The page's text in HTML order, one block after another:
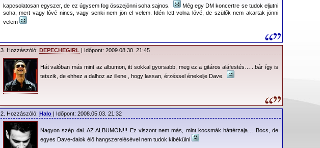
kapcsolatosan egyszer, de ez úgysem fog összejönni soha sajnos.
Még egy DM koncertre se tudok eljutni
soha, mert vagy lóvé nincs, vagy senki nem jön el velem. Idén lett volna lóvé, de szülők nem akartak jönni
velem
3. Hozzászóló: DEPECHEGIRL | Időpont: 2009.08.30. 21:45
Hát valóban más mint az albumon, itt sokkal gyorsabb, meg ez a gitáros aláfestés…...bár így is
tetszik, de ehhez a dalhoz az illene , hogy lassan, érzéssel énekelje Dave.
2. Hozzászóló: Halo | Időpont: 2008.05.03. 21:32
Nagyon szép dal. AZ ALBUMON!!! Ez viszont nem más, mint kocsmák háttérzaja… Bocs, de
egyes Dave-dalok élő hangszerelésével nem tudok kibékülni